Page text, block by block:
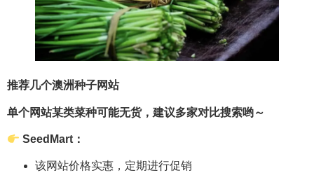
推荐几个澳洲种子网站
单个网站某类菜种可能无货，建议多家对比搜索哟～
SeedMart：
该网站价格实惠，定期进行促销